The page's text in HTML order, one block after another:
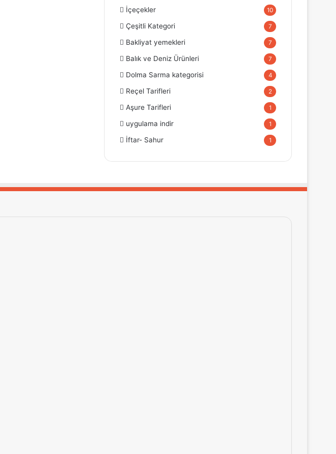
İçeçekler 10
Çeşitli Kategori 7
Bakliyat yemekleri 7
Balık ve Deniz Ürünleri 7
Dolma Sarma kategorisi 4
Reçel Tarifleri 2
Aşure Tarifleri 1
uygulama indir 1
İftar- Sahur 1